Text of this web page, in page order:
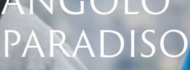
PARADISO